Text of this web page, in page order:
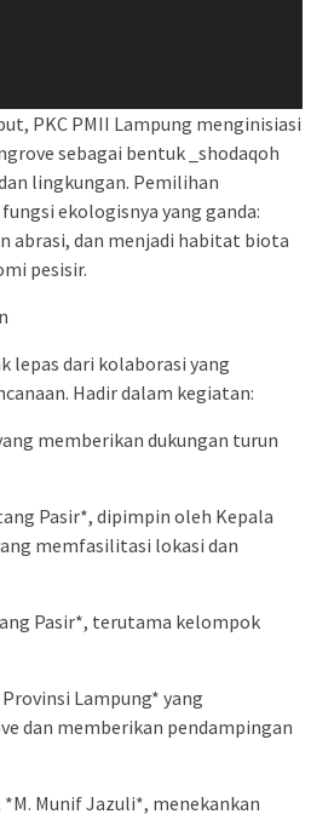
PKC PMII Lampung menginisiasi
sebagai bentuk _shodaqoh
lingkungan. Pemilihan
ekologisnya yang ganda:
abrasi, dan menjadi habitat biota
pesisir.
lepas dari kolaborasi yang
Hadir dalam kegiatan:
memberikan dukungan turun
Pasir*, dipimpin oleh Kepala
memfasilitasi lokasi dan
Pasir*, terutama kelompok
Lampung* yang
dan memberikan pendampingan
Munif Jazuli*, menekankan